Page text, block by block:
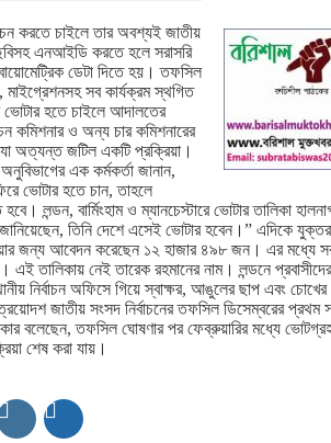
করতে চাইলে তার অবশ্যই জাতীয়
এনআইডি করতে হলে সরাসরি
ডেটা দিতে হয়। তফসিল
মাইগ্রেশনসহ সব কার্যক্রম স্থগিত
হতে চাইলে আদালতের
কমিশনার ও অন্য চার কমিশনারের
অত্যন্ত জটিল একটি প্রক্রিয়া।
এক কর্মকর্তা জানান,
ভোটার হতে চান, তাহলে
লন্ডন, বার্মিংহাম ও ম্যানচেস্টারে ভোটার তালিকা
তিনি দেশে এসেই ভোটার হবেন।” এদিকে
জন্য আবেদন করেছেন ১২ হাজার ৪৯৮ জন। এর মধ্যে সব
তালিকায় নেই তারেক রহমানের নাম। লন্ডনে
নির্বাচন অফিসে গিয়ে স্বাক্ষর, আঙুলের ছাপ এবং
ত্রয়োদশ জাতীয় সংসদ নির্বাচনের তফসিল ডিসেম্বরের
বলেছেন, তফসিল ঘোষণার পর ফেব্রুয়ারির মধ্যে
শেষ করা যায়।